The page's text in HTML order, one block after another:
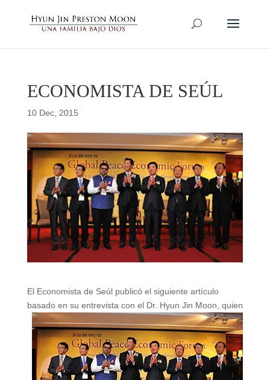
ECONOMISTA DE SEÚL
10 Dec, 2015
El Economista de Seúl publicó el siguiente artículo
basado en su entrevista con el Dr. Hyun Jin Moon, quien